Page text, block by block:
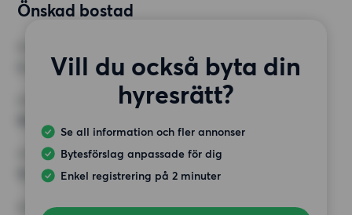
Önskad bostad
Vill du också byta din
hyresrätt?
Se all information och fler annonser
Bytesförslag anpassade för dig
Enkel registrering på 2 minuter
MINST ANTAL KVADRATMETER
HÖGSTA HYRA
12 000 kr